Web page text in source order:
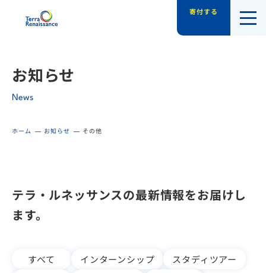
認定NPO法人テラ・ルネッサンス（平和
寄付する
お知らせ
News
ホーム お知らせ その他
テラ・ルネッサンスの最新情報をお届けし
ます。
すべて インターンシップ
スタディツアー